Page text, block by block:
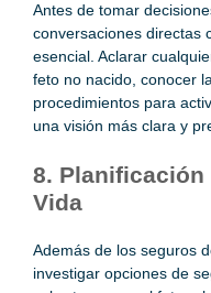
Antes de tomar
conversaciones directas
esencial. Aclarar
feto no nacido, conocer
procedimientos para
una visión más clara y
8. Planificación
Vida
Además de los seguros
investigar opciones de